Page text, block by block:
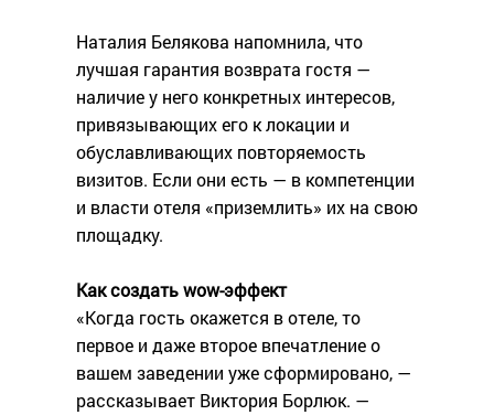
Наталия Белякова напомнила, что
лучшая гарантия возврата гостя —
наличие у него конкретных интересов,
привязывающих его к локации и
обуславливающих повторяемость
визитов. Если они есть — в компетенции
и власти отеля «приземлить» их на свою
площадку.
Как создать wow-эффект
«Когда гость окажется в отеле, то
первое и даже второе впечатление о
вашем заведении уже сформировано, —
рассказывает Виктория Борлюк. —